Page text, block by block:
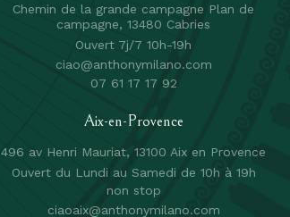
Chemin de la grande campagne Plan de
campagne, 13480 Cabries
Ouvert 7j/7 10h-19h
ciao@anthonymilano.com
07 61 17 17 92
Aix-en-Provence
496 av Henri Mauriat, 13100 Aix en Provence
Ouvert du Lundi au Samedi de 10h à 19h
non stop
ciaoaix@anthonymilano.com